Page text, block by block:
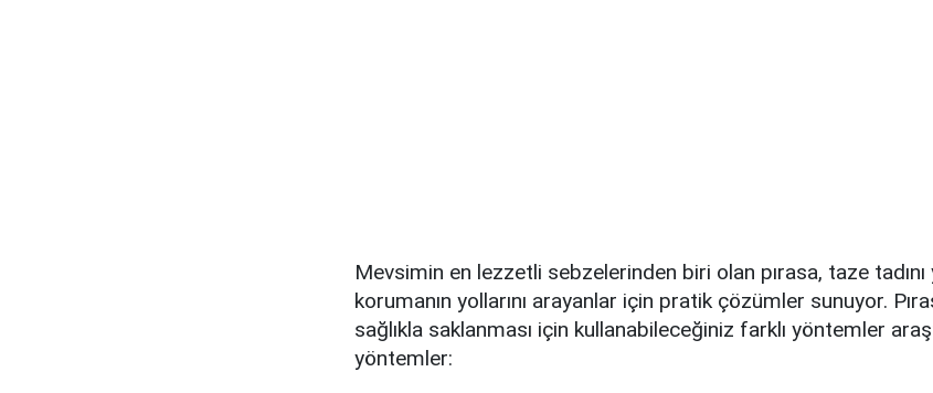
Mevsimin en lezzetli sebzelerinden biri olan pırasa, taze tadını
korumanın yollarını arayanlar için pratik çözümler sunuyor.
sağlıkla saklanması için kullanabileceğiniz farklı yöntemler
yöntemler: